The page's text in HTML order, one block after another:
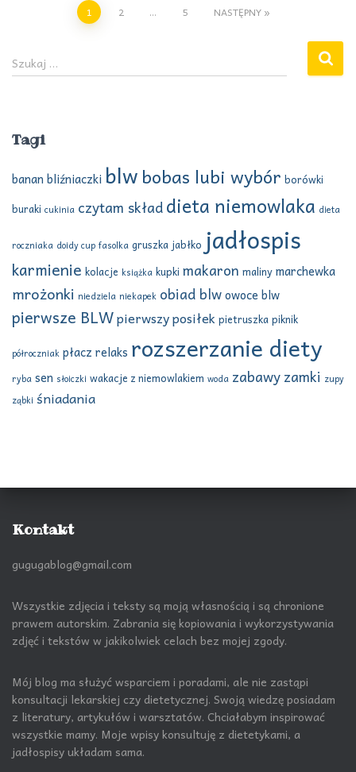
Stronicowanie
wpisów
1 2 … 5 NASTĘPNY
S
z
j
Szukaj …
Tagi
banan bliźniaczki blwbobas lubi wybór borówki
buraki cukinia czytam składdieta niemowlaka dieta
roczniaka doidy cup fasolka gruszka jabłko jadłospis
karmienie kolacje książka kupki makaron malinymarchewka
mrożonki niedziela niekapek obiad blwowoce blw
pierwsze BLWpierwszy posiłekpietruszkapiknik
półroczniak płacz relaks rozszerzanie diety
ryba sen słoiczki wakacje z niemowlakiem woda zabawyzamki zupy
ząbki śniadania
Kontakt
gugugablog@gmail.com
Wszystkie zdjęcia i teksty są moją własnością i są chronione
prawem autorskim. Zabrania się kopiowania i wykorzystywania
zdjęć i tekstów w jakikolwiek celach bez mojej zgody.
Mój blog ma służyć wsparciem i poradami, ale nie zastąpi
konsultacji lekarskiej czy dietetycznej. Swoją wiedzę posiadam
z literatury, artykułów i warsztatów. Chciałabym inspirować
wszystkie mamy. Moje wpisy konsultuję z dietetykami, a
jadłospisy układam sama.